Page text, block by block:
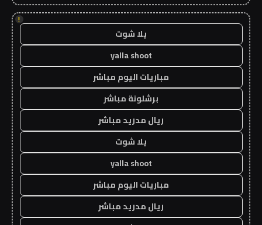
!
يلا شوت
yalla shoot
مباريات اليوم مباشر
برشلونة مباشر
ريال مدريد مباشر
يلا شوت
yalla shoot
مباريات اليوم مباشر
ريال مدريد مباشر